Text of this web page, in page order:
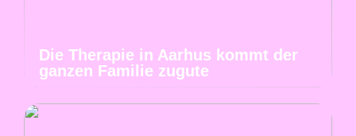
Die Therapie in Aarhus kommt der
ganzen Familie zugute